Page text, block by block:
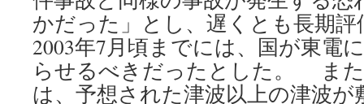
かだった」とし、遅くとも長期
2003年7月頃までには、国が東電
らせるべきだったとした。 ま
は、予想された津波以上の津波